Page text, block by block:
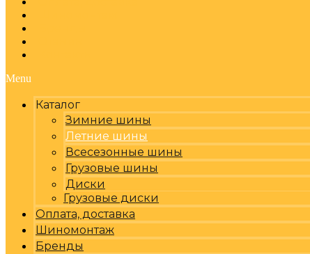
Menu
Каталог
Зимние шины
Летние шины
Всесезонные шины
Грузовые шины
Диски
Грузовые диски
Оплата, доставка
Шиномонтаж
Бренды